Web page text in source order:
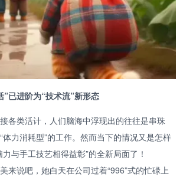
”已进阶为“技术流”新形态
各类活计，人们脑海中浮现出的往往是串珠
力消耗型”的工作。然而当下的情况又是怎样
与手工技艺相得益彰”的全新局面了！
来说吧，她白天在公司过着“996”式的忙碌上